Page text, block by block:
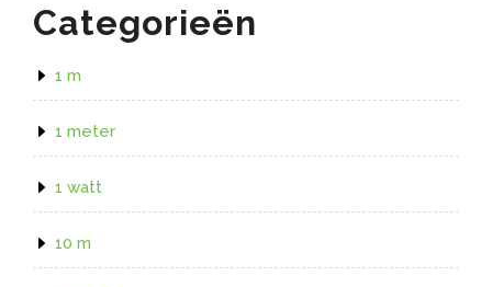
Categorieën
1 m
1 meter
1 watt
10 m